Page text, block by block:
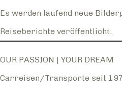
Es werden laufend neue
Reiseberichte veröffentlicht.
OUR PASSION | YOUR DREAM
Carreisen/Transporte seit